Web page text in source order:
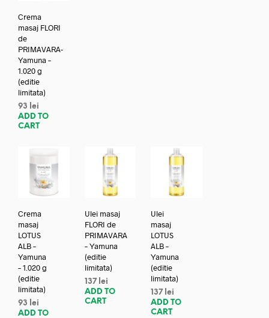
Crema
masaj FLORI
de
PRIMAVARA-
Yamuna –
1.020 g
(editie
limitata)
93
lei
ADD TO
CART
Crema
masaj
LOTUS
ALB –
Yamuna
– 1.020 g
(editie
limitata)
93
lei
ADD TO
Ulei masaj
FLORI de
PRIMAVARA
– Yamuna
(editie
limitata)
137 lei
ADD TO
CART
Ulei
masaj
LOTUS
ALB –
Yamuna
(editie
limitata)
137 lei
ADD TO
CART